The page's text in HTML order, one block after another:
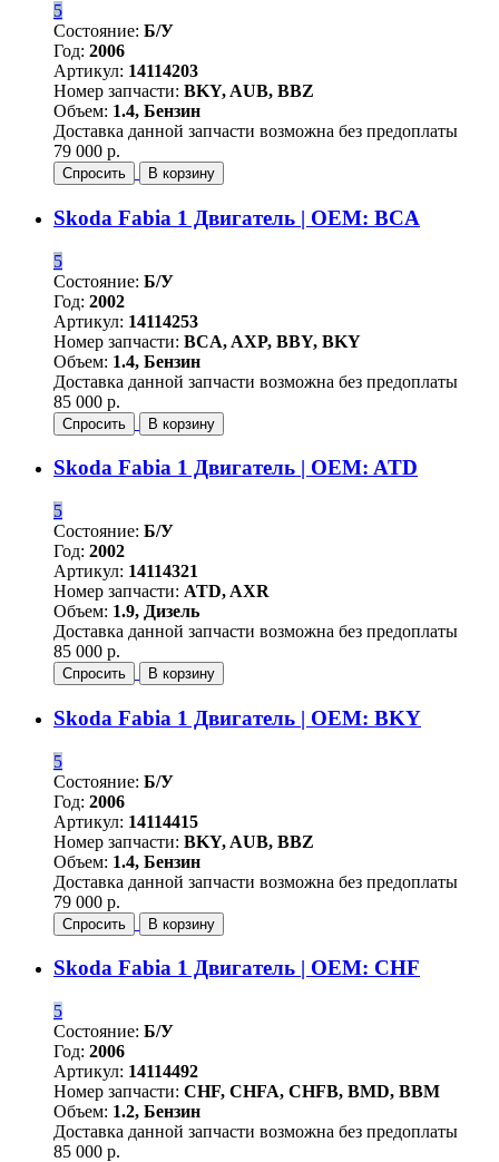
5
Состояние: Б/У
Год: 2006
Артикул: 14114203
Номер запчасти: BKY, AUB, BBZ
Объем: 1.4, Бензин
Доставка данной запчасти возможна без предоплаты
79 000 р.
Спросить В корзину
Skoda Fabia 1 Двигатель | OEM: BCA
5
Состояние: Б/У
Год: 2002
Артикул: 14114253
Номер запчасти: BCA, AXP, BBY, BKY
Объем: 1.4, Бензин
Доставка данной запчасти возможна без предоплаты
85 000 р.
Спросить В корзину
Skoda Fabia 1 Двигатель | OEM: ATD
5
Состояние: Б/У
Год: 2002
Артикул: 14114321
Номер запчасти: ATD, AXR
Объем: 1.9, Дизель
Доставка данной запчасти возможна без предоплаты
85 000 р.
Спросить В корзину
Skoda Fabia 1 Двигатель | OEM: BKY
5
Состояние: Б/У
Год: 2006
Артикул: 14114415
Номер запчасти: BKY, AUB, BBZ
Объем: 1.4, Бензин
Доставка данной запчасти возможна без предоплаты
79 000 р.
Спросить В корзину
Skoda Fabia 1 Двигатель | OEM: CHF
5
Состояние: Б/У
Год: 2006
Артикул: 14114492
Номер запчасти: CHF, CHFA, CHFB, BMD, BBM
Объем: 1.2, Бензин
Доставка данной запчасти возможна без предоплаты
85 000 р.